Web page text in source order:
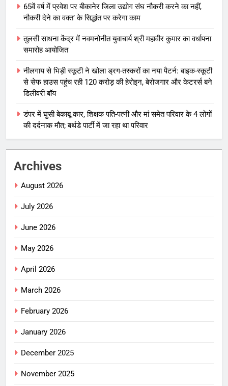
65वें वर्ष में प्रवेश पर बीकानेर जिला उद्योग संघ नौकरी करने का नहीं,
नौकरी देने का वक्त’ के सिद्धांत पर करेगा काम
तुलसी साधना केंद्र में नवमनोनीत युवाचार्य श्री महावीर कुमार का वर्धापना
समारोह आयोजित
नीलगाय से भिड़ी स्कूटी ने खोला ड्रग-तस्करों का नया पैटर्न: बाइक-स्कूटी
से सेफ हाउस पहुंच रही 120 करोड़ की हेरोइन, बेरोजगार और केटरर्स बने
डिलीवरी बॉय
डंपर में घुसी बेकाबू कार, शिक्षक पति-पत्नी और मां समेत परिवार के 4 लोगों
की दर्दनाक मौत; बर्थडे पार्टी में जा रहा था परिवार
Archives
August 2026
July 2026
June 2026
May 2026
April 2026
March 2026
February 2026
January 2026
December 2025
November 2025